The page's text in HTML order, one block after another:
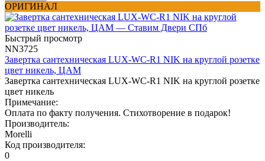
ОРИГИНАЛ
Быстрый просмотр
NN3725
Завертка сантехническая LUX-WC-R1 NIK на круглой розетке
цвет никель, ЦАМ
Завертка сантехническая LUX-WC-R1 NIK на круглой розетке
цвет никель
Примечание:
Оплата по факту получения. Стихотворение в подарок!
Производитель:
Morelli
Код производителя:
0